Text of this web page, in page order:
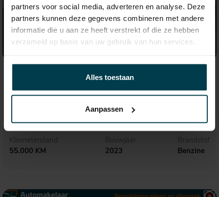
partners voor social media, adverteren en analyse. Deze
partners kunnen deze gegevens combineren met andere
informatie die u aan ze heeft verstrekt of die ze hebben
verzameld op basis van uw gebruik van hun services.
Alles toestaan
Aanpassen
BMW 1-serie
Kilometerstand
55.000 KM
Bouwjaar
2023
Brandstof
Benzine